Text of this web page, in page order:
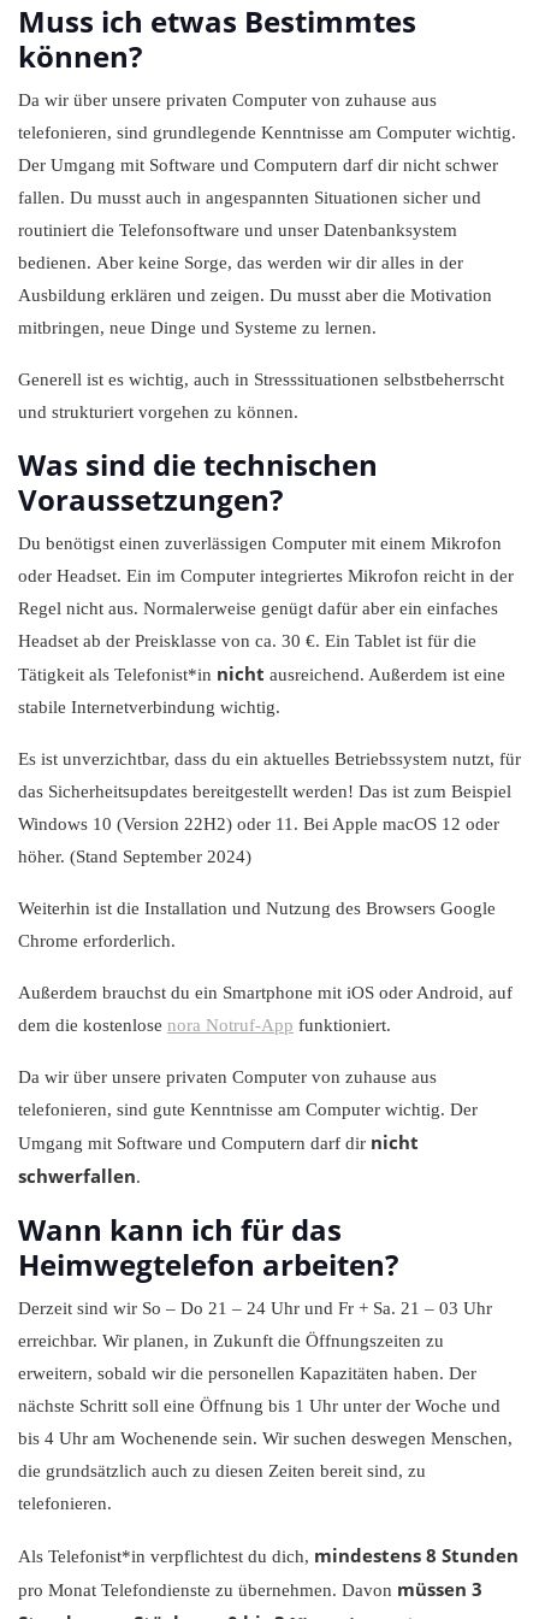
Muss ich etwas Bestimmtes
können?
Da wir über unsere privaten Computer von zuhause aus
telefonieren, sind grundlegende Kenntnisse am Computer wichtig.
Der Umgang mit Software und Computern darf dir nicht schwer
fallen. Du musst auch in angespannten Situationen sicher und
routiniert die Telefonsoftware und unser Datenbanksystem
bedienen. Aber keine Sorge, das werden wir dir alles in der
Ausbildung erklären und zeigen. Du musst aber die Motivation
mitbringen, neue Dinge und Systeme zu lernen.
Generell ist es wichtig, auch in Stresssituationen selbstbeherrscht
und strukturiert vorgehen zu können.
Was sind die technischen
Voraussetzungen?
Du benötigst einen zuverlässigen Computer mit einem Mikrofon
oder Headset. Ein im Computer integriertes Mikrofon reicht in der
Regel nicht aus. Normalerweise genügt dafür aber ein einfaches
Headset ab der Preisklasse von ca. 30 €. Ein Tablet ist für die
Tätigkeit als Telefonist*in nicht ausreichend. Außerdem ist eine
stabile Internetverbindung wichtig.
Es ist unverzichtbar, dass du ein aktuelles Betriebssystem nutzt, für
das Sicherheitsupdates bereitgestellt werden! Das ist zum Beispiel
Windows 10 (Version 22H2) oder 11. Bei Apple macOS 12 oder
höher. (Stand September 2024)
Weiterhin ist die Installation und Nutzung des Browsers Google
Chrome erforderlich.
Außerdem brauchst du ein Smartphone mit iOS oder Android, auf
dem die kostenlose nora Notruf-App funktioniert.
Da wir über unsere privaten Computer von zuhause aus
telefonieren, sind gute Kenntnisse am Computer wichtig. Der
Umgang mit Software und Computern darf dir nicht
schwerfallen.
Wann kann ich für das
Heimwegtelefon arbeiten?
Derzeit sind wir So – Do 21 – 24 Uhr und Fr + Sa. 21 – 03 Uhr
erreichbar. Wir planen, in Zukunft die Öffnungszeiten zu
erweitern, sobald wir die personellen Kapazitäten haben. Der
nächste Schritt soll eine Öffnung bis 1 Uhr unter der Woche und
bis 4 Uhr am Wochenende sein. Wir suchen deswegen Menschen,
die grundsätzlich auch zu diesen Zeiten bereit sind, zu
telefonieren.
Als Telefonist*in verpflichtest du dich, mindestens 8 Stunden
pro Monat Telefondienste zu übernehmen. Davon müssen 3